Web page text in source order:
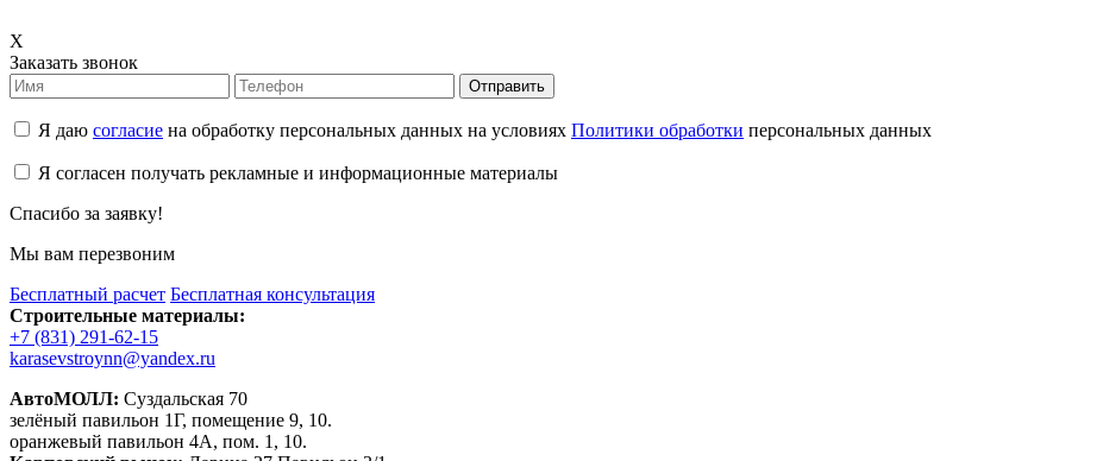
X
Заказать звонок
Отправить
Я даю согласие на обработку персональных данных на условиях Политики обработки персональных данных
Я согласен получать рекламные и информационные материалы
Спасибо за заявку!
Мы вам перезвоним
Бесплатный расчет Бесплатная консультация
Строительные материалы:
+7 (831) 291-62-15
karasevstroynn@yandex.ru
АвтоМОЛЛ: Суздальская 70
зелёный павильон 1Г, помещение 9, 10.
оранжевый павильон 4А, пом. 1, 10.